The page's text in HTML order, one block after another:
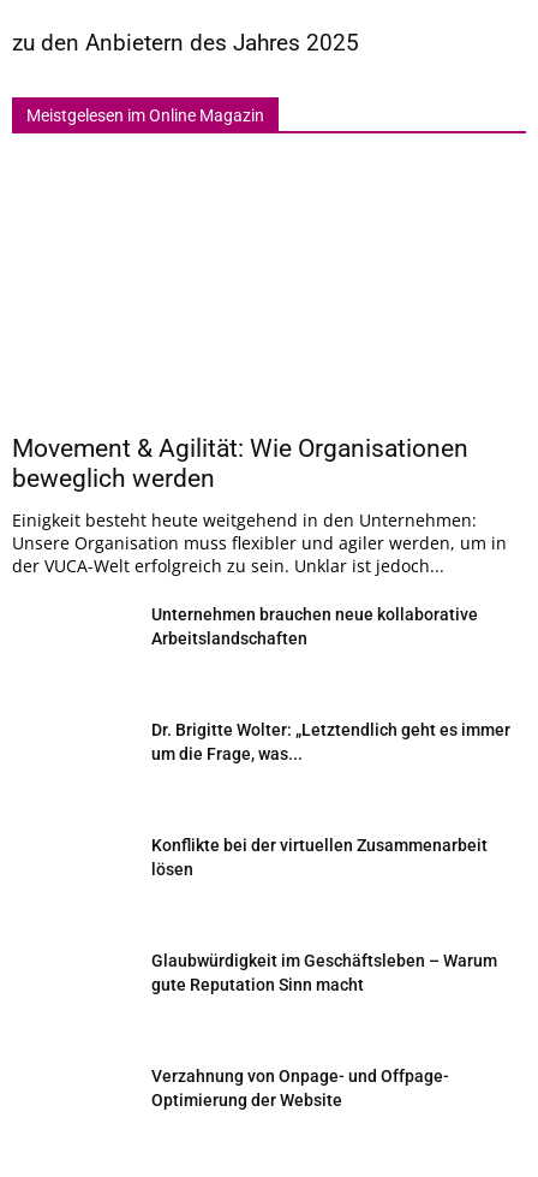
zu den Anbietern des Jahres 2025
Meistgelesen im Online Magazin
Movement & Agilität: Wie Organisationen
beweglich werden
Einigkeit besteht heute weitgehend in den Unternehmen:
Unsere Organisation muss flexibler und agiler werden, um in
der VUCA-Welt erfolgreich zu sein. Unklar ist jedoch...
Unternehmen brauchen neue kollaborative
Arbeitslandschaften
Dr. Brigitte Wolter: „Letztendlich geht es immer
um die Frage, was...
Konflikte bei der virtuellen Zusammenarbeit
lösen
Glaubwürdigkeit im Geschäftsleben – Warum
gute Reputation Sinn macht
Verzahnung von Onpage- und Offpage-
Optimierung der Website